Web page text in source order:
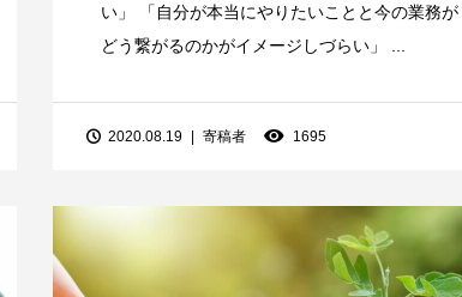
い」 「自分が本当にやりたいことと今の業務が
どう繋がるのかがイメージしづらい」 ...
2020.08.19 寄稿者 1695